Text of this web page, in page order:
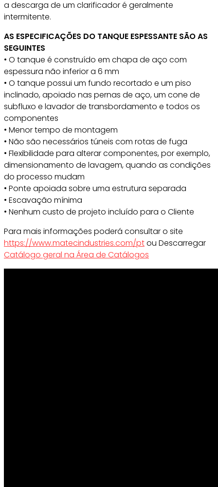
a descarga de um clarificador é geralmente
intermitente.
AS ESPECIFICAÇÕES DO TANQUE ESPESSANTE SÃO AS
SEGUINTES
• O tanque é construído em chapa de aço com
espessura não inferior a 6 mm
• O tanque possui um fundo recortado e um piso
inclinado, apoiado nas pernas de aço, um cone de
subfluxo e lavador de transbordamento e todos os
componentes
• Menor tempo de montagem
• Não são necessários túneis com rotas de fuga
• Flexibilidade para alterar componentes, por exemplo,
dimensionamento de lavagem, quando as condições
do processo mudam
• Ponte apoiada sobre uma estrutura separada
• Escavação mínima
• Nenhum custo de projeto incluído para o Cliente
Para mais informações poderá consultar o site
https://www.matecindustries.com/ptou Descarregar
Catálogo geral na Área de Catálogos